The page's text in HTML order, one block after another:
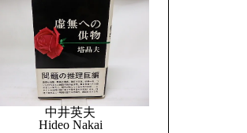
中井英夫
Hideo Nakai